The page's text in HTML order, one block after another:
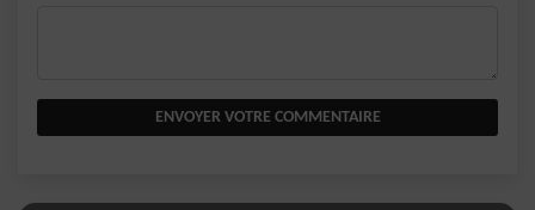
ENVOYER VOTRE COMMENTAIRE